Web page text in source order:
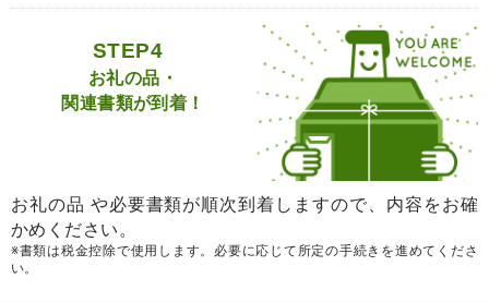
STEP4
お礼の品・
関連書類が到着！
お礼の品 や必要書類が順次到着しますので、内容をお確
かめください。
※書類は税金控除で使用します。必要に応じて所定の手続きを進めてくださ
い。